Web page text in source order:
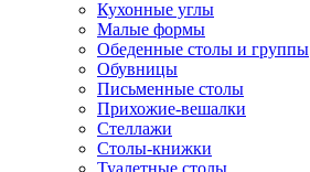
Кухонные углы
Малые формы
Обеденные столы и группы
Обувницы
Письменные столы
Прихожие-вешалки
Стеллажи
Столы-книжки
Туалетные столы